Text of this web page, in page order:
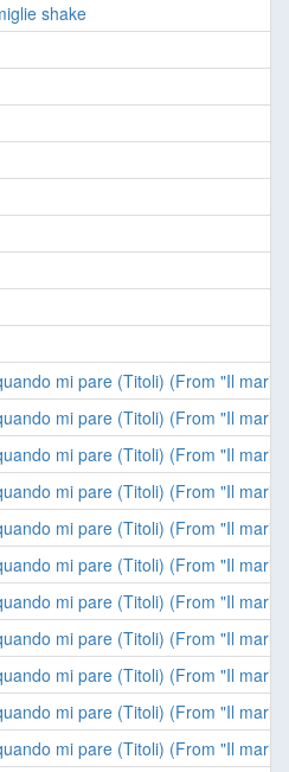
shake
mi pare (Titoli) (From "Il
mi pare (Titoli) (From "Il
mi pare (Titoli) (From "Il
mi pare (Titoli) (From "Il
mi pare (Titoli) (From "Il
mi pare (Titoli) (From "Il
mi pare (Titoli) (From "Il
mi pare (Titoli) (From "Il
mi pare (Titoli) (From "Il
mi pare (Titoli) (From "Il
mi pare (Titoli) (From "Il